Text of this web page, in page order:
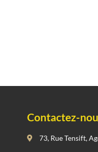
Contactez-
73, Rue Tensift,